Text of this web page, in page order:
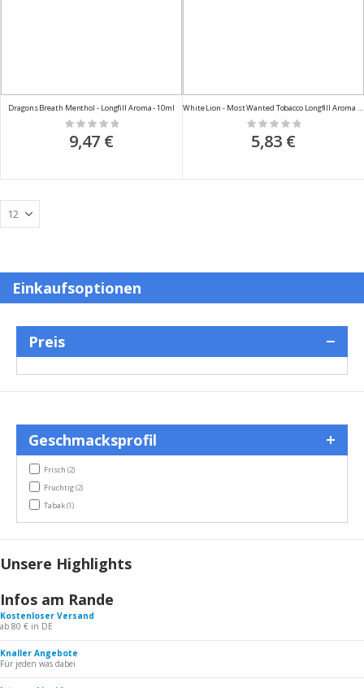
Dragons Breath Menthol - Longfill Aroma - 10ml
Rating:
9,47 €
White Lion - Most Wanted Tobacco Longfill Aroma - 10ml
Rating:
5,83 €
Einkaufsoptionen
Preis
Geschmacksprofil
Frisch(2)items
Fruchtig(2)items
Tabak(1)item
Unsere Highlights
Infos am Rande
Kostenloser Versand
ab 80 € in DE
Knaller Angebote
Für jeden was dabei